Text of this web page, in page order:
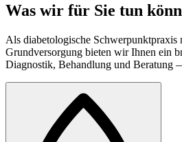
Was wir für Sie tun
Als diabetologische Schwerpunktpraxis
Grundversorgung bieten wir Ihnen ein
Diagnostik, Behandlung und Beratung